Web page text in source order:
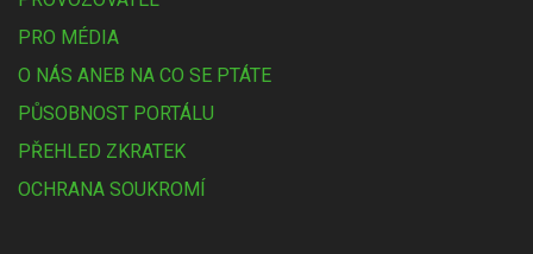
PRO MÉDIA
O NÁS ANEB NA CO SE PTÁTE
PŮSOBNOST PORTÁLU
PŘEHLED ZKRATEK
OCHRANA SOUKROMÍ